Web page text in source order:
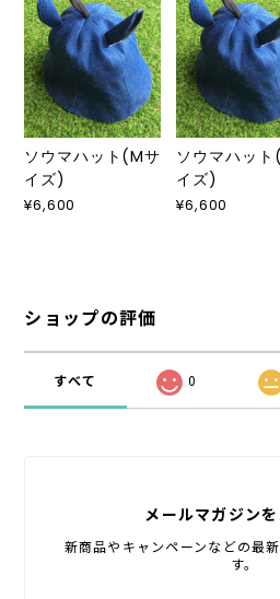
ソウマハット(Mサ
イズ)
¥6,600
ソウマハット
イズ)
¥6,600
ショップの評価
すべて 0
メールマガジン
新商品やキャンペーンなどの最
す。